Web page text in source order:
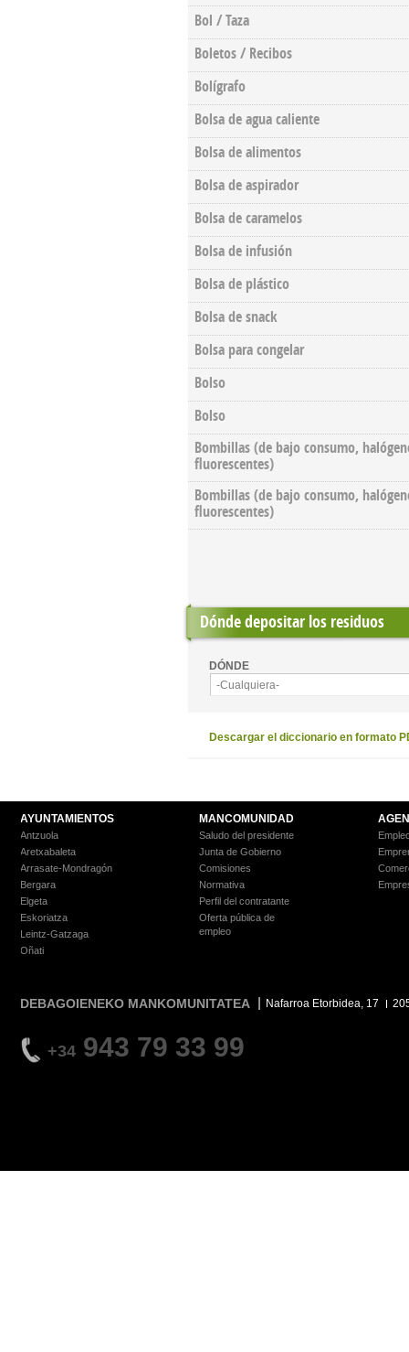
Bol / Taza
Boletos / Recibos
Bolígrafo
Bolsa de agua caliente
Bolsa de alimentos
Bolsa de aspirador
Bolsa de caramelos
Bolsa de infusión
Bolsa de plástico
Bolsa de snack
Bolsa para congelar
Bolso
Bolso
Bombillas (de bajo consumo,
fluorescentes)
Bombillas (de bajo consumo,
fluorescentes)
Dónde depositar los residuos
DÓNDE
-Cualquiera-
Descargar el diccionario en formato
AYUNTAMIENTOS
Antzuola
Aretxabaleta
Arrasate-Mondragón
Bergara
Elgeta
Eskoriatza
Leintz-Gatzaga
Oñati
MANCOMUNIDAD
Saludo del presidente
Junta de Gobierno
Comisiones
Normativa
Perfil del contratante
Oferta pública de
empleo
DEBAGOIENEKO MANKOMUNITATEA Nafarroa Etorbidea, 17
+34 943 79 33 99